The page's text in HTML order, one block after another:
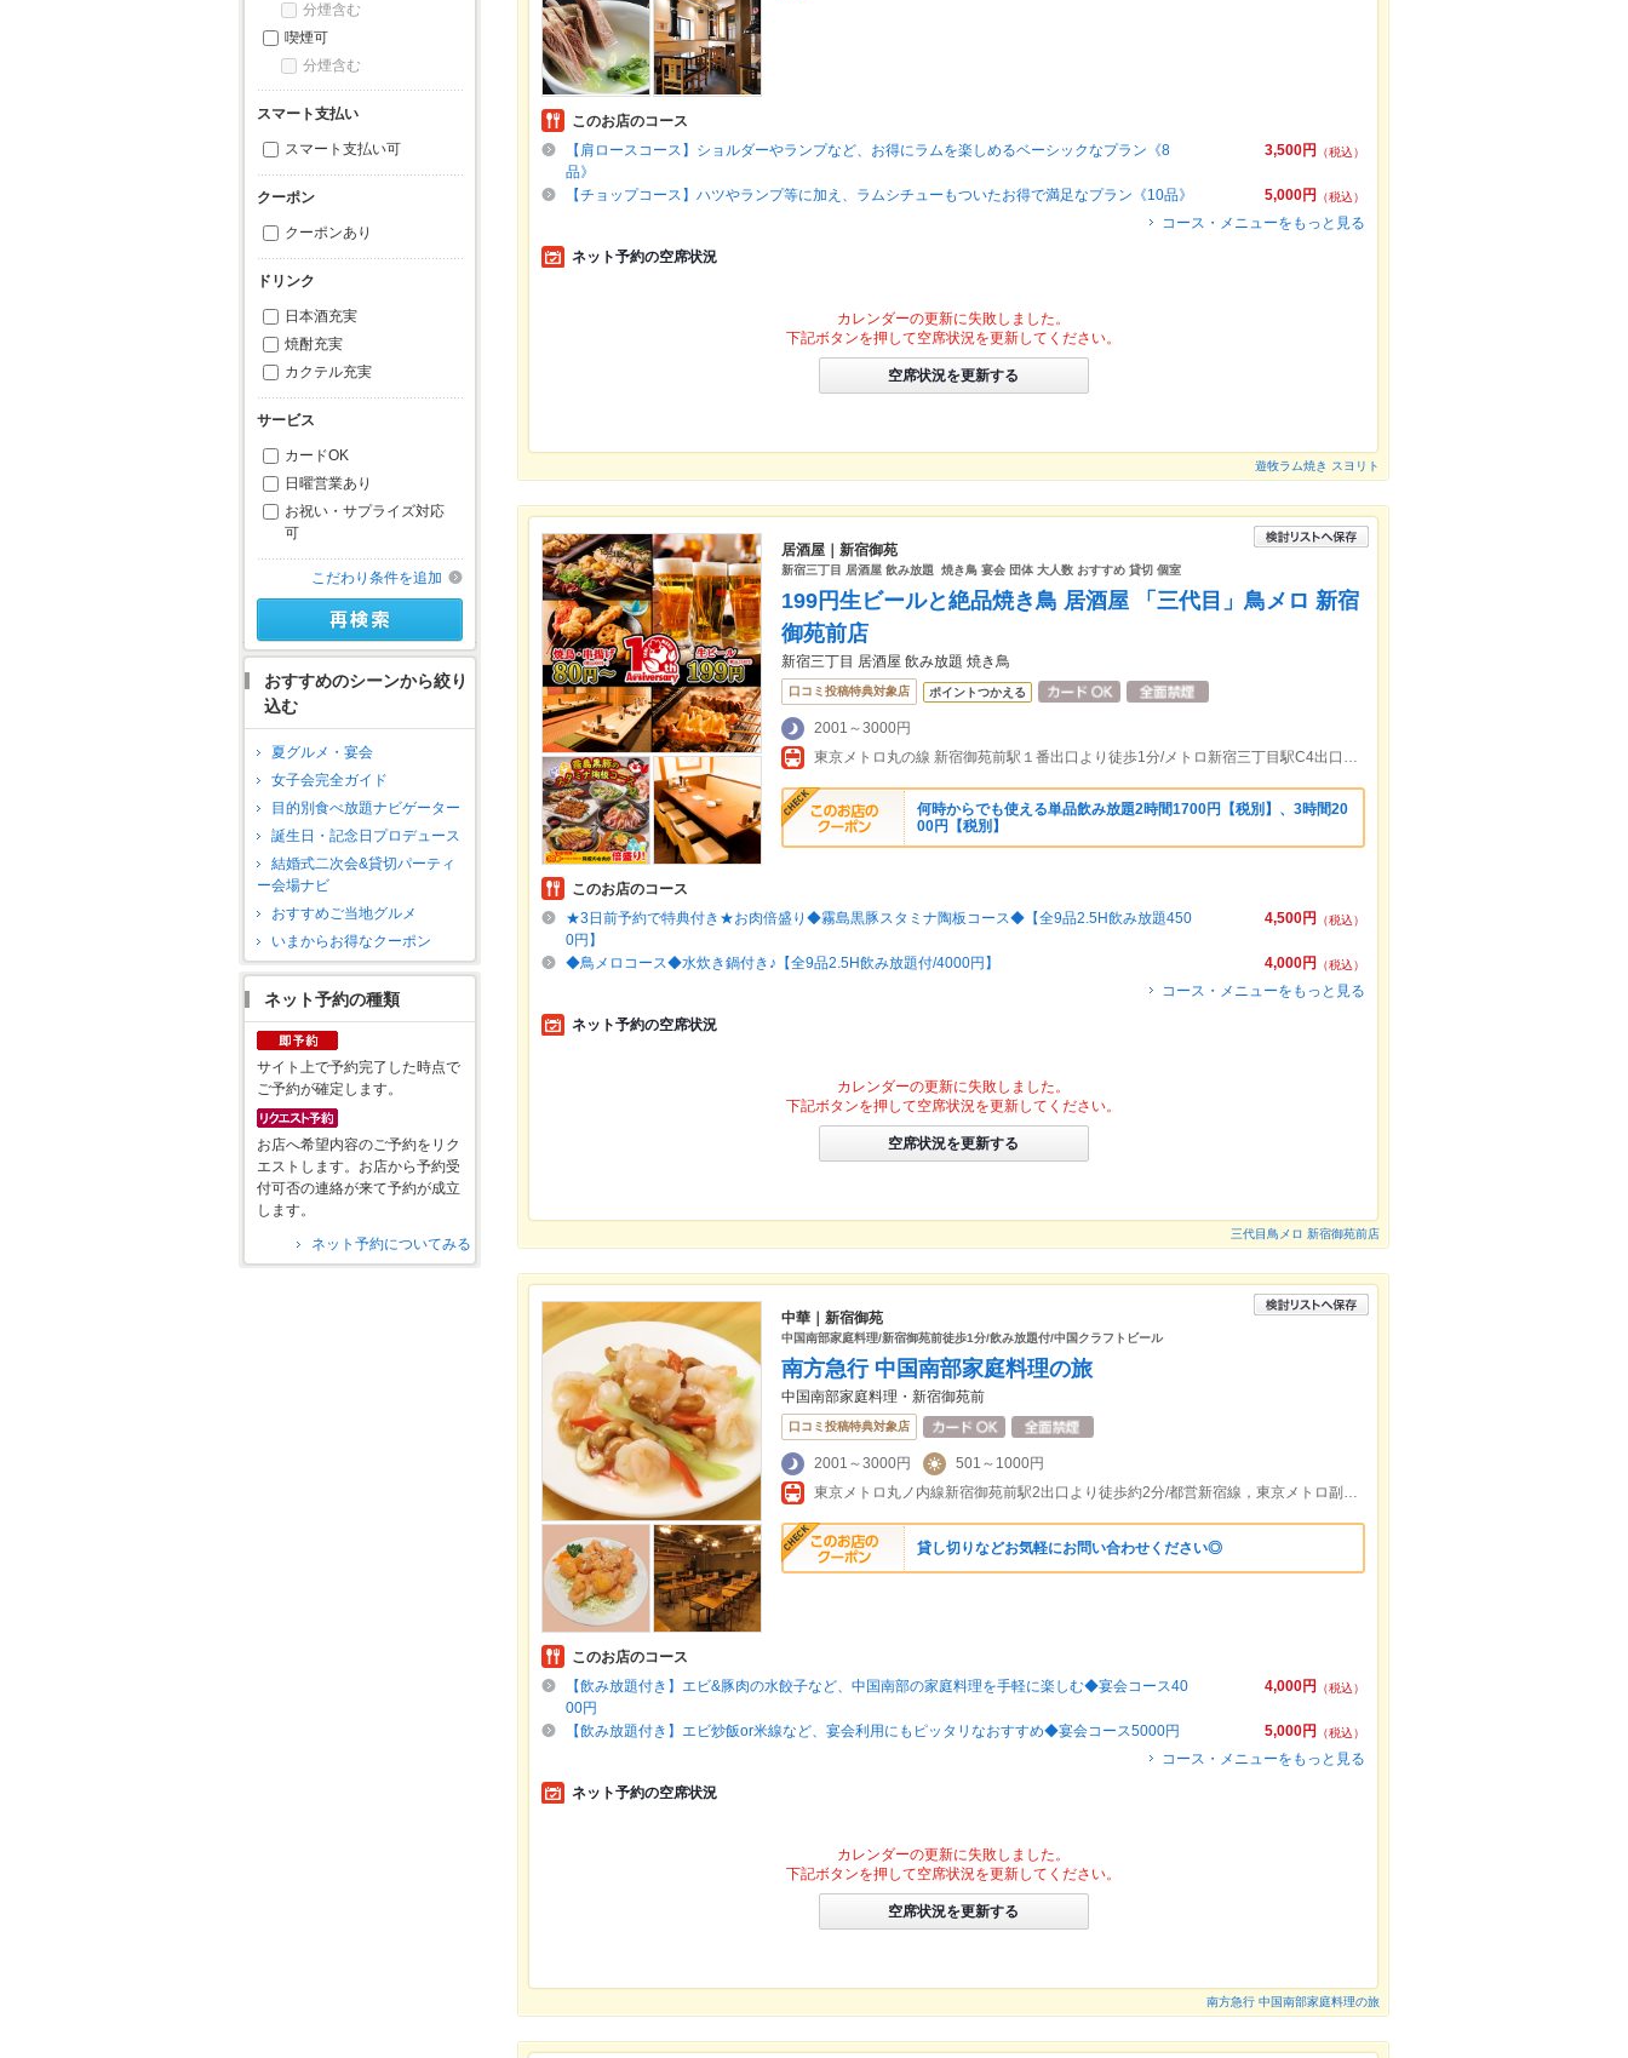
分煙含む
喫煙可
分煙含む
スマート支払い
スマート支払い可
クーポン
クーポンあり
ドリンク
日本酒充実
焼酎充実
カクテル充実
サービス
カードOK
日曜営業あり
お祝い・サプライズ対応
可
こだわり条件を追加
おすすめのシーンから絞り
込む
夏グルメ・宴会
女子会完全ガイド
目的別食べ放題ナビゲーター
誕生日・記念日プロデュース
結婚式二次会&貸切パーティ
ー会場ナビ
おすすめご当地グルメ
いまからお得なクーポン
ネット予約の種類
サイト上で予約完了した時点で
ご予約が確定します。
お店へ希望内容のご予約をリク
エストします。お店から予約受
付可否の連絡が来て予約が成立
します。
ネット予約についてみる
このお店のコース
3,500円
（税込）
【肩ロースコース】ショルダーやランプなど、お得にラムを楽しめるベーシックなプラン《8
品》
5,000円
（税込）
【チョップコース】ハツやランプ等に加え、ラムシチューもついたお得で満足なプラン《10品》
コース・メニューをもっと見る
ネット予約の空席状況
カレンダーの更新に失敗しました。
下記ボタンを押して空席状況を更新してください。
空席状況を更新する
遊牧ラム焼き スヨリト
居酒屋｜新宿御苑
新宿三丁目 居酒屋 飲み放題 焼き鳥 宴会 団体 大人数 おすすめ 貸切 個室
199円生ビールと絶品焼き鳥 居酒屋 「三代目」鳥メロ 新宿
御苑前店
新宿三丁目 居酒屋 飲み放題 焼き鳥
口コミ投稿特典対象店 ポイントつかえる
2001～3000円
東京メトロ丸の線 新宿御苑前駅１番出口より徒歩1分/メトロ新宿三丁目駅C4出口より御苑方面にまっすぐ徒歩4分 ★居酒屋
何時からでも使える単品飲み放題2時間1700円【税別】、3時間20
00円【税別】
このお店のコース
4,500円
（税込）
★3日前予約で特典付き★お肉倍盛り◆霧島黒豚スタミナ陶板コース◆【全9品2.5H飲み放題450
0円】
4,000円
（税込）
◆鳥メロコース◆水炊き鍋付き♪【全9品2.5H飲み放題付/4000円】
コース・メニューをもっと見る
ネット予約の空席状況
カレンダーの更新に失敗しました。
下記ボタンを押して空席状況を更新してください。
空席状況を更新する
三代目鳥メロ 新宿御苑前店
中華｜新宿御苑
中国南部家庭料理/新宿御苑前徒歩1分/飲み放題付/中国クラフトビール
南方急行 中国南部家庭料理の旅
中国南部家庭料理・新宿御苑前
口コミ投稿特典対象店
2001～3000円
501～1000円
東京メトロ丸ノ内線新宿御苑前駅2出口より徒歩約2分/都営新宿線，東京メトロ副都心線新宿三丁目駅C5出口より徒歩約11分
貸し切りなどお気軽にお問い合わせください◎
このお店のコース
4,000円
（税込）
【飲み放題付き】エビ&豚肉の水餃子など、中国南部の家庭料理を手軽に楽しむ◆宴会コース40
00円
5,000円
（税込）
【飲み放題付き】エビ炒飯or米線など、宴会利用にもピッタリなおすすめ◆宴会コース5000円
コース・メニューをもっと見る
ネット予約の空席状況
カレンダーの更新に失敗しました。
下記ボタンを押して空席状況を更新してください。
空席状況を更新する
南方急行 中国南部家庭料理の旅